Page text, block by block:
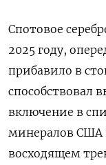
Спотовое
2025 году,
прибавило в
способствовал
включение в
минералов США
восходящем